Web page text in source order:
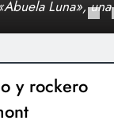
nos invita a
y rockero